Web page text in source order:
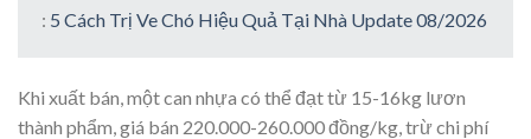
: 5 Cách Trị Ve Chó Hiệu Quả Tại Nhà Update 08/2026
Khi xuất bán, một can nhựa có thể đạt từ 15-16kg lươn
thành phẩm, giá bán 220.000-260.000 đồng/kg, trừ chi phí